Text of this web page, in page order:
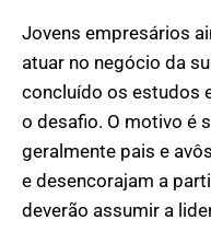
Jovens empresários
atuar no negócio da
concluído os estudos
o desafio. O motivo é
geralmente pais e
e desencorajam a
deverão assumir a